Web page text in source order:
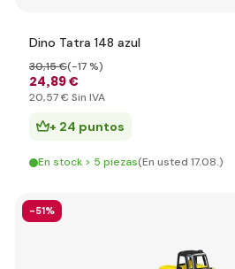
Dino Tatra 148 azul
24,89 €
30,15 €(-17 %)
20,57 € Sin IVA
+ 24 puntos
En stock > 5 piezas(En usted 17.08.)
-51%